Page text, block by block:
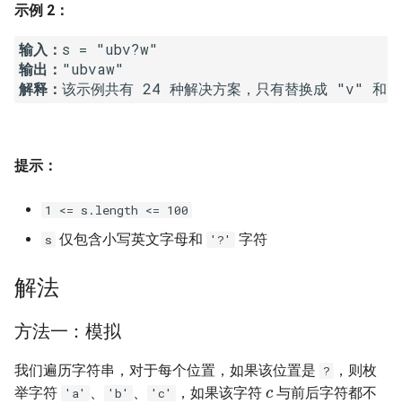
15. 二进制中 1 的个数
16. 数值的整数次方
20. 表示数值的字符串
21. 调整数组顺序使奇数位于
偶数前面
24. 反转链表
13. 二维子矩阵的和
14. 字符串中的变位词
符串
17. 含有所有字符的最短字符
串
18. 有效的回文
19. 最多删除一个字符得到回
文
20. 回文子字符串的个数
2.5. 链表求和
2.6. 回文链表
3.2. 栈的最小值
3.3. 堆盘子
3.4. 化栈为队
3.5. 栈排序
示例 2：
输入：
输出：
解释：
提示：
1 <= s.length <= 100
s 仅包含小写英文字母和 '?' 字符
解法
方法一：模拟
我们遍历字符串，对于每个位置，如果该位置是 ?
，则枚
举字符 'a' 、 'b' 、 'c' ，如果该字符
c
与前后字符都不